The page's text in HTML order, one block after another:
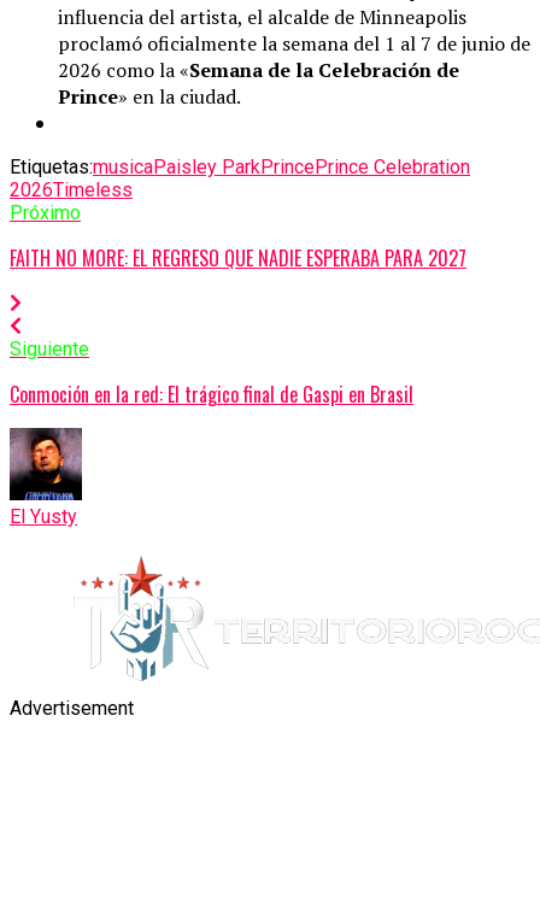
influencia del artista, el alcalde de Minneapolis
proclamó oficialmente la semana del 1 al 7 de junio de
2026 como la «Semana de la Celebración de
Prince» en la ciudad.
Etiquetas:musicaPaisley ParkPrincePrince Celebration
2026Timeless
Próximo
FAITH NO MORE: EL REGRESO QUE NADIE ESPERABA PARA 2027
Siguiente
Conmoción en la red: El trágico final de Gaspi en Brasil
El Yusty
Advertisement